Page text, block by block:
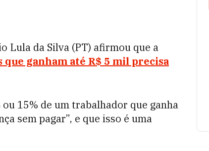
Lula da Silva (PT) afirmou que a
que ganham até R$ 5 mil precisa
15% de um trabalhador que ganha
sem pagar”, e que isso é uma